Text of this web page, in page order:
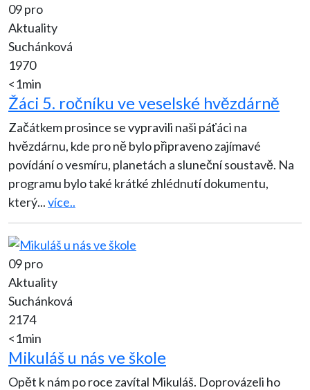
09 pro
Aktuality
Suchánková
1970
<1min
Žáci 5. ročníku ve veselské hvězdárně
Začátkem prosince se vypravili naši páťáci na
hvězdárnu, kde pro ně bylo připraveno zajímavé
povídání o vesmíru, planetách a sluneční soustavě. Na
programu bylo také krátké zhlédnutí dokumentu,
který...více..
09 pro
Aktuality
Suchánková
2174
<1min
Mikuláš u nás ve škole
Opět k nám po roce zavítal Mikuláš. Doprovázeli ho